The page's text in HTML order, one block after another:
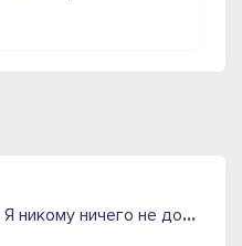
Я никому ничего не должен